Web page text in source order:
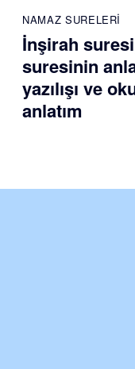
NAMAZ SURELERI
İnşirah
suresinin
yazılışı ve
anlatım